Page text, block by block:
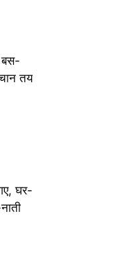
बस-
तय
घर-